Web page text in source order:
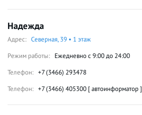
Надежда
Адрес: Северная, 39 • 1 этаж
Режим работы: Ежедневно с 9:00 до 24:00
Телефон: +7 (3466) 293478
Телефон: +7 (3466) 405300 [ автоинформатор ]